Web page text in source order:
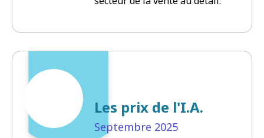
Les prix de l'I.A.
Septembre 2025